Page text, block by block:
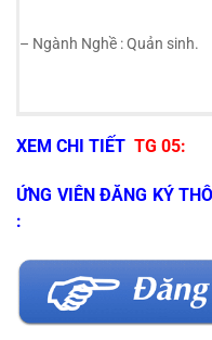
– Ngành Nghề : Quản sinh.
XEM CHI TIẾT TG 05:
ỨNG VIÊN ĐĂNG KÝ
: